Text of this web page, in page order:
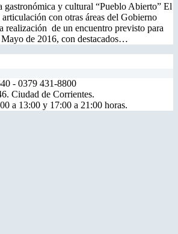
gastronómica y cultural “Pueblo Abierto” El
con otras áreas del Gobierno
realización de un encuentro previsto para
de 2016, con destacados…
- 0379 431-8800
Ciudad de Corrientes.
a 13:00 y 17:00 a 21:00 horas.